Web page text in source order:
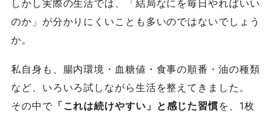
しかし実際の生活では、「結局なにを毎日やればいい
のか」が分かりにくいことも多いのではないでしょう
か。
私自身も、腸内環境・血糖値・食事の順番・油の種類
など、いろいろ試しながら生活を整えてきました。
その中で 「これは続けやすい」と感じた習慣を、1枚